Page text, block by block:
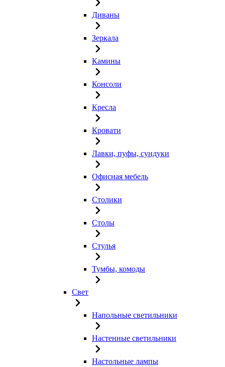
Диваны
Зеркала
Камины
Консоли
Кресла
Кровати
Лавки, пуфы, сундуки
Офисная мебель
Столики
Столы
Стулья
Тумбы, комоды
Свет
Напольные светильники
Настенные светильники
Настольные лампы